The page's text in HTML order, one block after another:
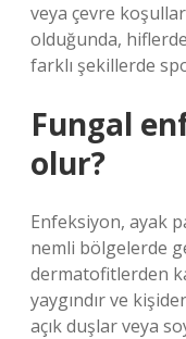
veya çevre
olduğunda,
farklı şekillerde
Fungal
olur?
Enfeksiyon, ayak
nemli bölgelerde
dermatofitlerden
yaygındır ve
açık duşlar veya